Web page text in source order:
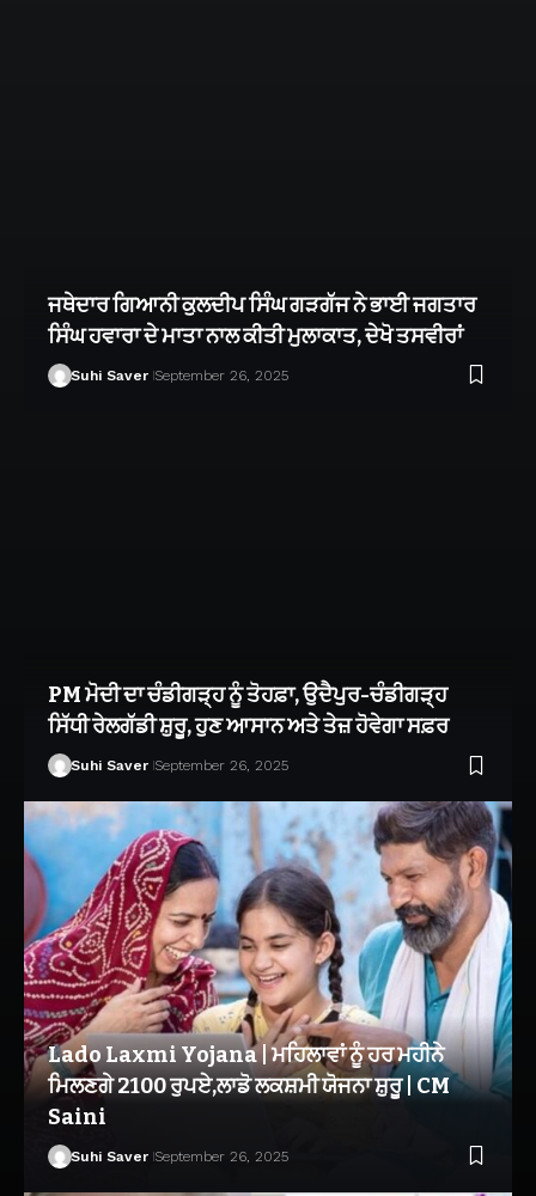
ਜਥੇਦਾਰ ਗਿਆਨੀ ਕੁਲਦੀਪ ਸਿੰਘ ਗੜਗੱਜ ਨੇ ਭਾਈ ਜਗਤਾਰ
ਸਿੰਘ ਹਵਾਰਾ ਦੇ ਮਾਤਾ ਨਾਲ ਕੀਤੀ ਮੁਲਾਕਾਤ, ਦੇਖੋ ਤਸਵੀਰਾਂ
Suhi Saver September 26, 2025
PM ਮੋਦੀ ਦਾ ਚੰਡੀਗੜ੍ਹ ਨੂੰ ਤੋਹਫ਼ਾ, ਉਦੈਪੁਰ-ਚੰਡੀਗੜ੍ਹ
ਸਿੱਧੀ ਰੇਲਗੱਡੀ ਸ਼ੁਰੂ, ਹੁਣ ਆਸਾਨ ਅਤੇ ਤੇਜ਼ ਹੋਵੇਗਾ ਸਫ਼ਰ
Suhi Saver September 26, 2025
Lado Laxmi Yojana | ਮਹਿਲਾਵਾਂ ਨੂੰ ਹਰ ਮਹੀਨੇ
ਮਿਲਣਗੇ 2100 ਰੁਪਏ,ਲਾਡੋ ਲਕਸ਼ਮੀ ਯੋਜਨਾ ਸ਼ੁਰੂ | CM
Saini
Suhi Saver September 26, 2025